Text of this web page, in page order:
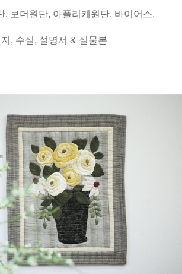
, 보더원단, 아플리케원단, 바이어스,
, 수실, 설명서 & 실물본